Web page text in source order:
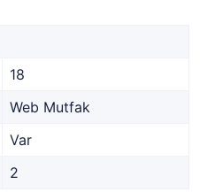
18
Web Mutfak
Var
2